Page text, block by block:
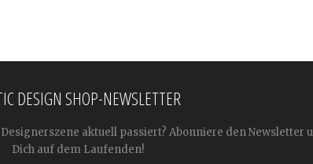
DESIGN SHOP-NEWSLETTER
aktuell passiert? Abonniere den Newsletter
Dich auf dem Laufenden!